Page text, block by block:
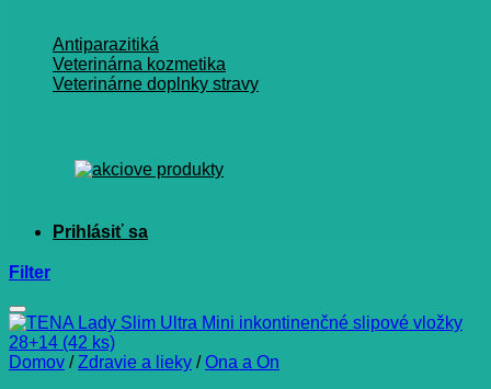
Antiparazitiká
Veterinárna kozmetika
Veterinárne doplnky stravy
Filter
Domov / Zdravie a lieky / Ona a On